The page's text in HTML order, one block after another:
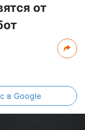
от
в Google